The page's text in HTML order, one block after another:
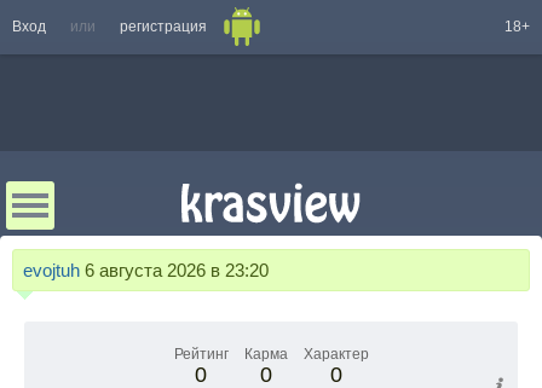
Вход или регистрация 18+
evojtuh 6 августа 2026 в 23:20
Рейтинг
0
Карма
0
Характер
0